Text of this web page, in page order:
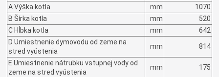
A Výška kotla
mm
1070
B Šírka kotla
mm
520
C Hĺbka kotla
mm
642
D Umiestnenie dymovodu od zeme na
stred vyústenia
mm 814
E Umiestnenie nátrubku vstupnej vody od
zeme na stred vyústenia
mm 175